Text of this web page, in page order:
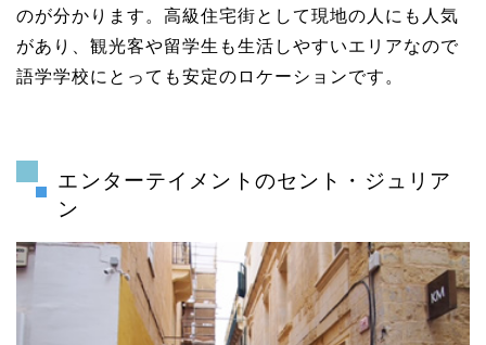
のが分かります。高級住宅街として現地の人にも人気
があり、観光客や留学生も生活しやすいエリアなので
語学学校にとっても安定のロケーションです。
エンターテイメントのセント・ジュリア
ン